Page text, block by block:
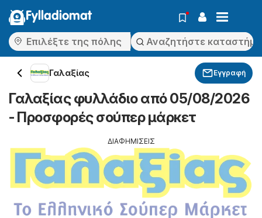
Fylladiomat
Γαλαξίας Εγγραφή
Γαλαξίας φυλλάδιο από 05/08/2026
- Προσφορές σούπερ μάρκετ
ΔΙΑΦΗΜΙΣΕΙΣ